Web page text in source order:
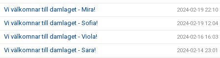
Vi välkomnar till damlaget - Mira! 2024-02-19 22:10
Vi välkomnar till damlaget - Sofia! 2024-02-19 12:04
Vi välkomnar till damlaget - Viola! 2024-02-16 16:03
Vi välkomnar till damlaget - Sara! 2024-02-14 23:01